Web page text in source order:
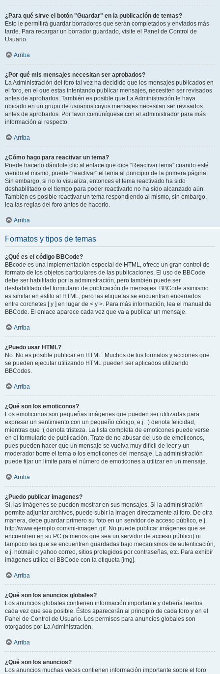
¿Para qué sirve el botón "Guardar" en la publicación de temas?
Esto le permitirá guardar borradores que serán completados y enviados más
tarde. Para recargar un borrador guardado, visite el Panel de Control de
Usuario.
Arriba
¿Por qué mis mensajes necesitan ser aprobados?
La Administración del foro tal vez ha decidido que los mensajes publicados en
el foro, en el que estas intentando publicar mensajes, necesiten ser revisados
antes de aprobarlos. También es posible que La Administración le haya
ubicado en un grupo de usuarios cuyos mensajes necesitan ser revisados
antes de aprobarlos. Por favor comuníquese con el administrador para más
información al respecto.
Arriba
¿Cómo hago para reactivar un tema?
Puede hacerlo dándole clic al enlace que dice "Reactivar tema" cuando esté
viendo el mismo, puede "reactivar" el tema al principio de la primera página.
Sin embargo, si no lo visualiza, entonces el tema reactivado ha sido
deshabilitado o el tiempo para poder reactivarlo no ha sido alcanzado aún.
También es posible reactivar un tema respondiendo al mismo, sin embargo,
lea las reglas del foro antes de hacerlo.
Arriba
Formatos y tipos de temas
¿Qué es el código BBCode?
BBcode es una implementación especial de HTML, ofrece un gran control de
formato de los objetos particulares de las publicaciones. El uso de BBCode
debe ser habilitado por la administración, pero también puede ser
deshabilitado del formulario de publicación de mensajes. BBCode asimismo
es similar en estilo al HTML, pero las etiquetas se encuentran encerrados
entre corchetes [ y ] en lugar de < y >. Para más información, lea el manual de
BBCode. El enlace aparece cada vez que va a publicar un mensaje.
Arriba
¿Puedo usar HTML?
No. No es posible publicar en HTML. Muchos de los formatos y acciones que
se pueden ejecutar utilizando HTML pueden ser aplicados utilizando
BBCodes.
Arriba
¿Qué son los emoticonos?
Los emoticonos son pequeñas imágenes que pueden ser utilizadas para
expresar un sentimiento con un pequeño código, e.j. :) denota felicidad,
mientras que :( denota tristeza. La lista completa de emoticones puede verse
en el formulario de publicación. Trate de no abusar del uso de emoticonos,
pues pueden hacer que un mensaje se vuelva muy difícil de leer y un
moderador borre el tema o los emoticones del mensaje. La administración
puede fijar un límite para el número de emoticones a utilizar en un mensaje.
Arriba
¿Puedo publicar imagenes?
Sí, las imágenes se pueden mostrar en sus mensajes. Si la administración
permite adjuntar archivos, puede subir la imagen directamente al foro. De otra
manera, debe guardar primero su foto en un servidor de acceso público, e.j.
http://www.ejemplo.com/mi-imagen.gif. No puede publicar imágenes que se
encuentren en su PC (a menos que sea un servidor de acceso público) ni
tampoco las que se encuentren guardadas bajo mecanismos de autenticación,
e.j. hotmail o yahoo correo, sitios protegidos por contraseñas, etc. Para exhibir
imágenes utilice el BBCode con la etiqueta [img].
Arriba
¿Qué son los anuncios globales?
Los anuncios globales contienen información importante y debería leerlos
cada vez que sea posible. Éstos aparecerán al principio de cada foro y en el
Panel de Control de Usuario. Los permisos para anuncios globales son
otorgados por La Administración.
Arriba
¿Qué son los anuncios?
Los anuncios muchas veces contienen información importante sobre el foro